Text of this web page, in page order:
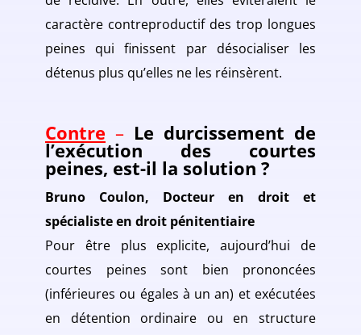
caractère contreproductif des trop longues
peines qui finissent par désocialiser les
détenus plus qu’elles ne les réinsèrent.
Contre – Le durcissement de
l’exécution des courtes
peines, est-il la solution ?
Bruno Coulon, Docteur en droit et
spécialiste en droit pénitentiaire
Pour être plus explicite, aujourd’hui de
courtes peines sont bien prononcées
(inférieures ou égales à un an) et exécutées
en détention ordinaire ou en structure